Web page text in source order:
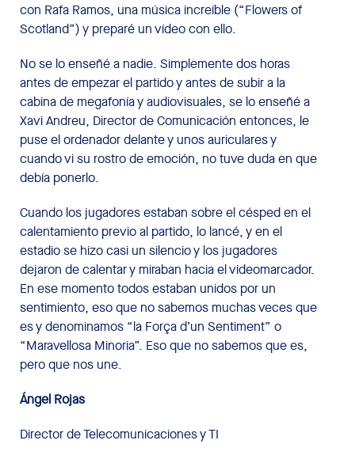
con Rafa Ramos, una música increíble (“Flowers of
Scotland”) y preparé un vídeo con ello.
No se lo enseñé a nadie. Simplemente dos horas
antes de empezar el partido y antes de subir a la
cabina de megafonía y audiovisuales, se lo enseñé a
Xavi Andreu, Director de Comunicación entonces, le
puse el ordenador delante y unos auriculares y
cuando vi su rostro de emoción, no tuve duda en que
debía ponerlo.
Cuando los jugadores estaban sobre el césped en el
calentamiento previo al partido, lo lancé, y en el
estadio se hizo casi un silencio y los jugadores
dejaron de calentar y miraban hacia el videomarcador.
En ese momento todos estaban unidos por un
sentimiento, eso que no sabemos muchas veces que
es y denominamos “la Força d’un Sentiment” o
“Maravellosa Minoria”. Eso que no sabemos que es,
pero que nos une.
Ángel Rojas
Director de Telecomunicaciones y TI